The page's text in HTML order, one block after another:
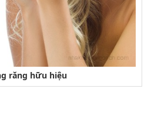
răng hữu hiệu